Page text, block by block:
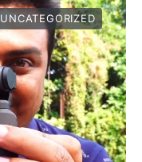
UNCATEGORIZED